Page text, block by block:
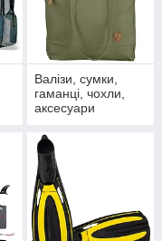
Валізи, сумки,
гаманці, чохли,
аксесуари